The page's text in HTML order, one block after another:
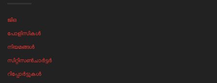
ജിഒ
പോളിസികൾ
നിയമങ്ങൾ
സിറ്റിസൺചാർട്ടർ
റിപ്പോർട്ടുകൾ